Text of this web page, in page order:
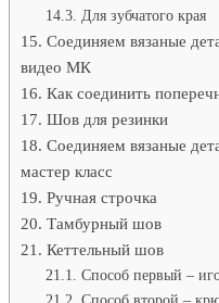
Для зубчатого края
Соединяем вязаные
видео МК
Как соединить
Шов для резинки
Соединяем вязаные
мастер класс
Ручная строчка
Тамбурный шов
Кеттельный шов
Способ первый –